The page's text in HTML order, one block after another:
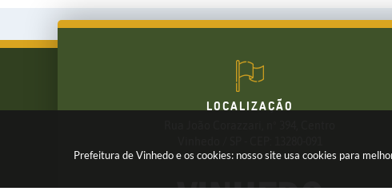
Prefeitura de Vinhedo e os cookies: nosso site usa cookies para
(19) 3826-7800
LOCALIZAÇÃO